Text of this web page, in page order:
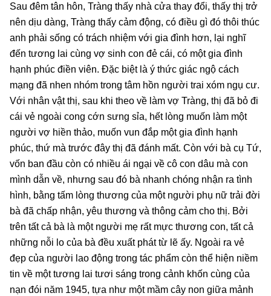
Sau đêm tân hôn, Tràng thấy nhà cửa thay đổi, thấy thị trở
nên dịu dàng, Tràng thấy cảm động, có điều gì đó thôi thúc
anh phải sống có trách nhiệm với gia đình hơn, lại nghĩ
đến tương lai cùng vợ sinh con đẻ cái, có một gia đình
hạnh phúc điền viên. Đặc biệt là ý thức giác ngộ cách
mạng đã nhen nhóm trong tâm hồn người trai xóm ngụ cư.
Với nhân vật thị, sau khi theo về làm vợ Tràng, thị đã bỏ đi
cái vẻ ngoài cong cớn sưng sỉa, hết lòng muốn làm một
người vợ hiền thảo, muốn vun đắp một gia đình hạnh
phúc, thứ mà trước đây thị đã đánh mất. Còn với bà cụ Tứ,
vốn ban đầu còn có nhiều ái ngại về cô con dâu mà con
mình dẫn về, nhưng sau đó bà nhanh chóng nhận ra tình
hình, bằng tấm lòng thương của một người phụ nữ trải đời
bà đã chấp nhận, yêu thương và thông cảm cho thị. Bởi
trên tất cả bà là một người mẹ rất mực thương con, tất cả
những nỗi lo của bà đều xuất phát từ lẽ ấy. Ngoài ra vẻ
đẹp của người lao động trong tác phẩm còn thể hiện niềm
tin về một tương lai tươi sáng trong cảnh khốn cùng của
nạn đói năm 1945, tựa như một mầm cây non giữa mảnh